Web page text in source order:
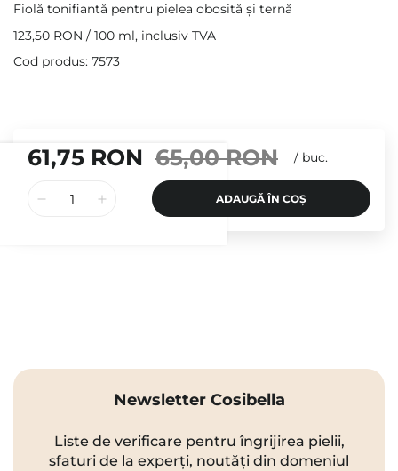
61,75 RON 65,00 RON / buc.
ADAUGĂ ÎN COȘ
Fiolă tonifiantă pentru pielea obosită și ternă
123,50 RON / 100 ml, inclusiv TVA
Cod produs: 7573
Newsletter Cosibella
Liste de verificare pentru îngrijirea pielii,
sfaturi de la experți, noutăți din domeniul